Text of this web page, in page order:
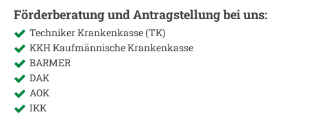
Förderberatung und Antragstellung bei uns:
Techniker Krankenkasse (TK)
KKH Kaufmännische Krankenkasse
BARMER
DAK
AOK
IKK